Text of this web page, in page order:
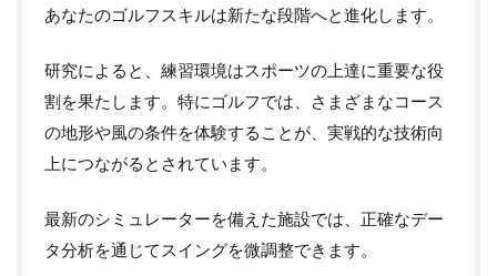
あなたのゴルフスキルは新たな段階へと進化します。
研究によると、練習環境はスポーツの上達に重要な役
割を果たします。特にゴルフでは、さまざまなコース
の地形や風の条件を体験することが、実戦的な技術向
上につながるとされています。
最新のシミュレーターを備えた施設では、正確なデー
タ分析を通じてスイングを微調整できます。